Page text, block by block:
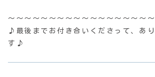
〜〜〜〜〜〜〜〜〜〜〜〜〜〜〜〜〜〜
♪最後までお付き合いくださって、あ
す♪